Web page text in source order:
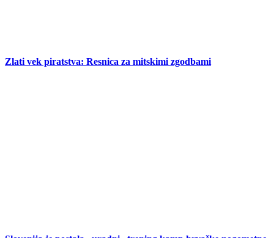
Zlati vek piratstva: Resnica za mitskimi zgodbami